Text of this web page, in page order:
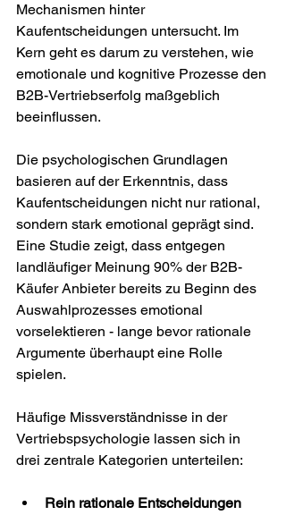
Mechanismen hinter
Kaufentscheidungen untersucht. Im
Kern geht es darum zu verstehen, wie
emotionale und kognitive Prozesse den
B2B-Vertriebserfolg maßgeblich
beeinflussen.
Die psychologischen Grundlagen
basieren auf der Erkenntnis, dass
Kaufentscheidungen nicht nur rational,
sondern stark emotional geprägt sind.
Eine Studie zeigt, dass entgegen
landläufiger Meinung 90% der B2B-
Käufer Anbieter bereits zu Beginn des
Auswahlprozesses emotional
vorselektieren - lange bevor rationale
Argumente überhaupt eine Rolle
spielen.
Häufige Missverständnisse in der
Vertriebspsychologie lassen sich in
drei zentrale Kategorien unterteilen:
Rein rationale Entscheidungen